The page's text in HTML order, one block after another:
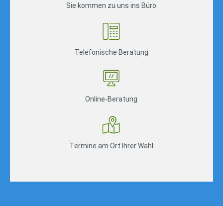
Sie kommen zu uns ins Büro
Telefonische Beratung
Online-Beratung
Termine am Ort Ihrer Wahl